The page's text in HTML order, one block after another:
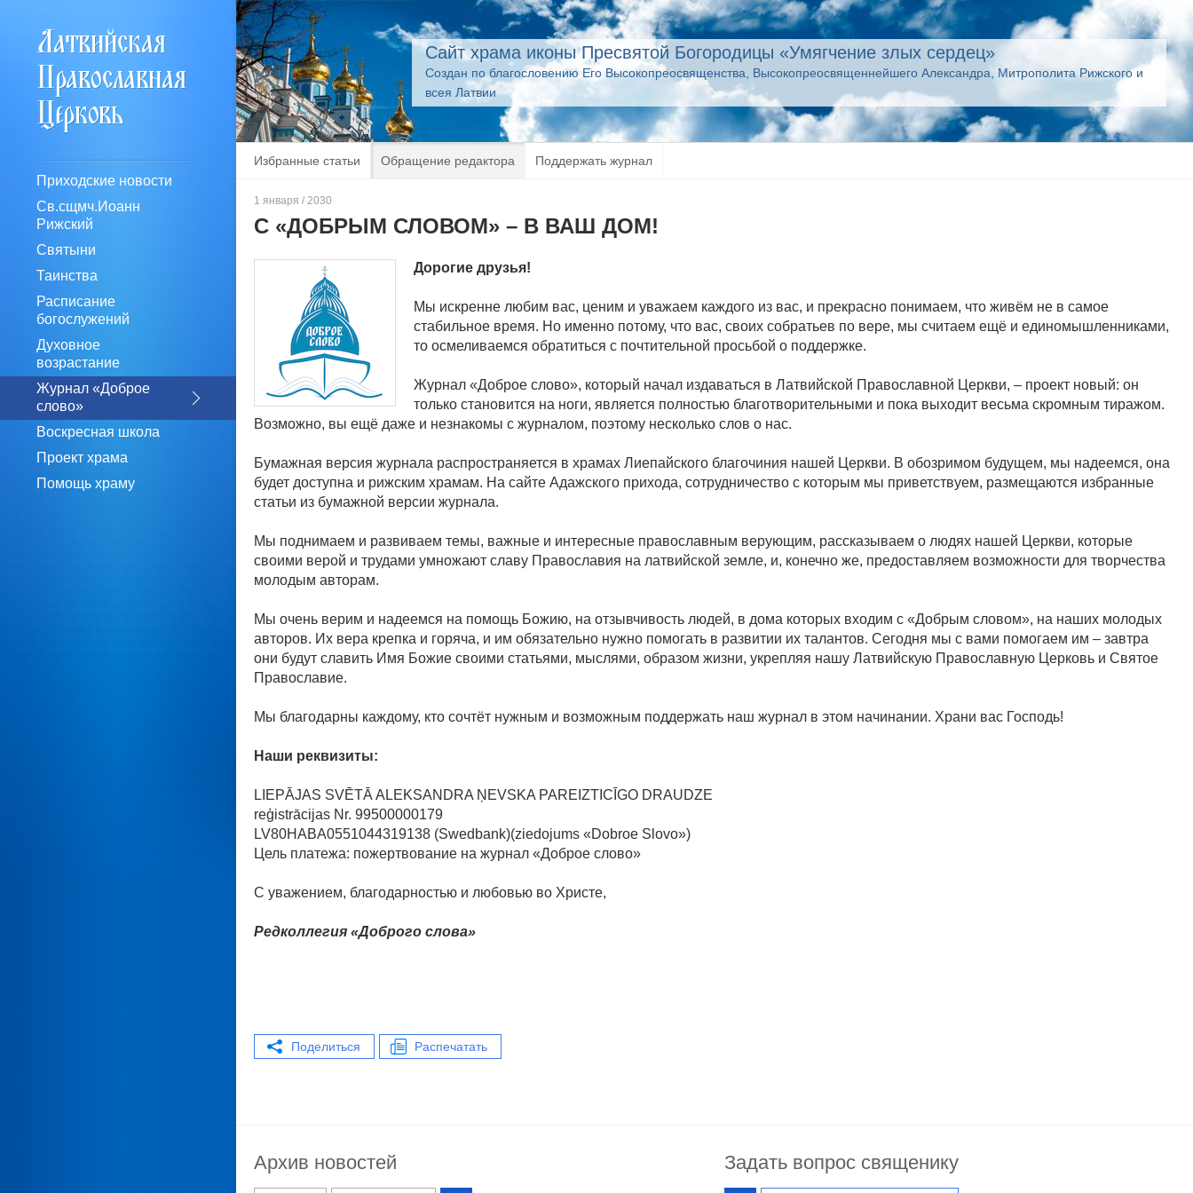
Приходские новости
Св.сщмч.Иоанн
Рижский
Святыни
Таинства
Расписание
богослужений
Духовное
возрастание
Журнал «Доброе
слово»
Воскресная школа
Проект храма
Помощь храму
Сайт храма иконы Пресвятой Богородицы «Умягчение злых сердец»
Создан по благословению Его Высокопреосвященства, Высокопреосвященнейшего Александра, Митрополита Рижского и
всея Латвии
Избранные статьи Обращение редактора Поддержать журнал
1 января / 2030
С «ДОБРЫМ СЛОВОМ» – В ВАШ ДОМ!
Дорогие друзья!
Мы искренне любим вас, ценим и уважаем каждого из вас, и прекрасно понимаем, что живём не в самое
стабильное время. Но именно потому, что вас, своих собратьев по вере, мы считаем ещё и единомышленниками,
то осмеливаемся обратиться с почтительной просьбой о поддержке.
Журнал «Доброе слово», который начал издаваться в Латвийской Православной Церкви, – проект новый: он
только становится на ноги, является полностью благотворительными и пока выходит весьма скромным тиражом.
Возможно, вы ещё даже и незнакомы с журналом, поэтому несколько слов о нас.
Бумажная версия журнала распространяется в храмах Лиепайского благочиния нашей Церкви. В обозримом будущем, мы надеемся, она
будет доступна и рижским храмам. На сайте Адажского прихода, сотрудничество с которым мы приветствуем, размещаются избранные
статьи из бумажной версии журнала.
Мы поднимаем и развиваем темы, важные и интересные православным верующим, рассказываем о людях нашей Церкви, которые
своими верой и трудами умножают славу Православия на латвийской земле, и, конечно же, предоставляем возможности для творчества
молодым авторам.
Мы очень верим и надеемся на помощь Божию, на отзывчивость людей, в дома которых входим с «Добрым словом», на наших молодых
авторов. Их вера крепка и горяча, и им обязательно нужно помогать в развитии их талантов. Сегодня мы с вами помогаем им – завтра
они будут славить Имя Божие своими статьями, мыслями, образом жизни, укрепляя нашу Латвийскую Православную Церковь и Святое
Православие.
Мы благодарны каждому, кто сочтёт нужным и возможным поддержать наш журнал в этом начинании. Храни вас Господь!
Наши реквизиты:
LIEPĀJAS SVĒTĀ ALEKSANDRA ŅEVSKA PAREIZTICĪGO DRAUDZE
reģistrācijas Nr. 99500000179
LV80HABA0551044319138 (Swedbank)(ziedojums «Dobroe Slovo»)
Цель платежа: пожертвование на журнал «Доброе слово»
С уважением, благодарностью и любовью во Христе,
Редколлегия «Доброго слова»
Поделиться Распечатать
Архив новостей Задать вопрос священику